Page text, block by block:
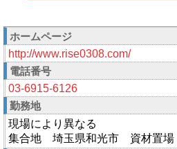
ホームページ
http://www.rise0308.com/
電話番号
03-6915-6126
勤務地
現場により異なる
集合地 埼玉県和光市 資材置場